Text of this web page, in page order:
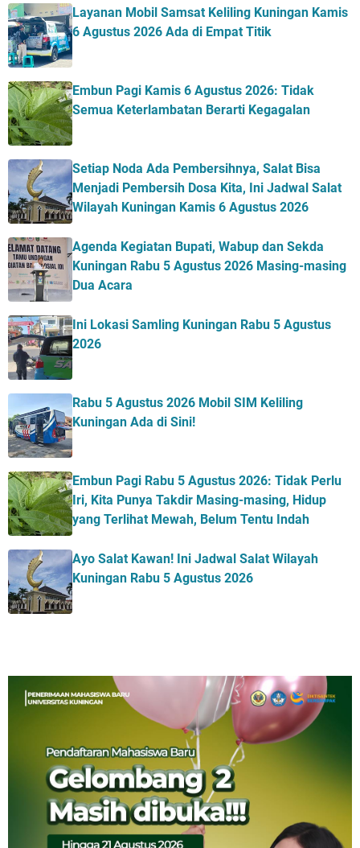
Layanan Mobil Samsat Keliling Kuningan Kamis
6 Agustus 2026 Ada di Empat Titik
Embun Pagi Kamis 6 Agustus 2026: Tidak
Semua Keterlambatan Berarti Kegagalan
Setiap Noda Ada Pembersihnya, Salat Bisa
Menjadi Pembersih Dosa Kita, Ini Jadwal Salat
Wilayah Kuningan Kamis 6 Agustus 2026
Agenda Kegiatan Bupati, Wabup dan Sekda
Kuningan Rabu 5 Agustus 2026 Masing-masing
Dua Acara
Ini Lokasi Samling Kuningan Rabu 5 Agustus
2026
Rabu 5 Agustus 2026 Mobil SIM Keliling
Kuningan Ada di Sini!
Embun Pagi Rabu 5 Agustus 2026: Tidak Perlu
Iri, Kita Punya Takdir Masing-masing, Hidup
yang Terlihat Mewah, Belum Tentu Indah
Ayo Salat Kawan! Ini Jadwal Salat Wilayah
Kuningan Rabu 5 Agustus 2026